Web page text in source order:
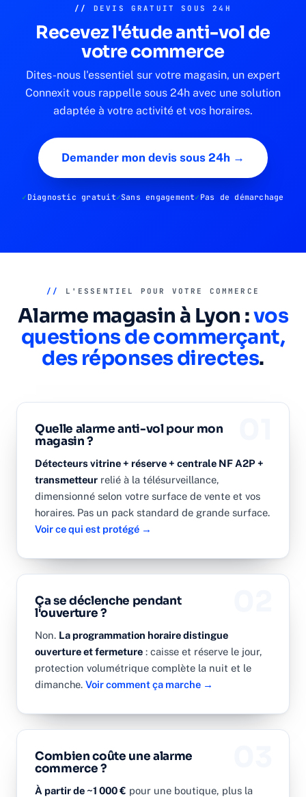
// DEVIS GRATUIT SOUS 24H
Recevez l'étude anti-vol de
votre commerce
Dites-nous l'essentiel sur votre magasin, un expert
Connexit vous rappelle sous 24h avec une solution
adaptée à votre activité et vos horaires.
Demander mon devis sous 24h →
Diagnostic gratuit Sans engagement Pas de démarchage
// L'ESSENTIEL POUR VOTRE COMMERCE
Alarme magasin à Lyon :vos
questions de commerçant,
des réponses directes.
Quelle alarme anti-vol pour mon
magasin ?
Détecteurs vitrine + réserve + centrale NF A2P +
transmetteur relié à la télésurveillance,
dimensionné selon votre surface de vente et vos
horaires. Pas un pack standard de grande surface.
Voir ce qui est protégé →
Ça se déclenche pendant
l'ouverture ?
Non. La programmation horaire distingue
ouverture et fermeture : caisse et réserve le jour,
protection volumétrique complète la nuit et le
dimanche. Voir comment ça marche →
Combien coûte une alarme
commerce ?
À partir de ~1 000 € pour une boutique, plus la